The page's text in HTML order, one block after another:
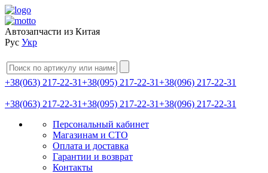
Автозапчасти из Китая
Рус Укр
+38(063) 217-22-31+38(095) 217-22-31+38(096) 217-22-31
+38(063) 217-22-31+38(095) 217-22-31+38(096) 217-22-31
Персональный кабинет
Магазинам и СТО
Оплата и доставка
Гарантии и возврат
Контакты